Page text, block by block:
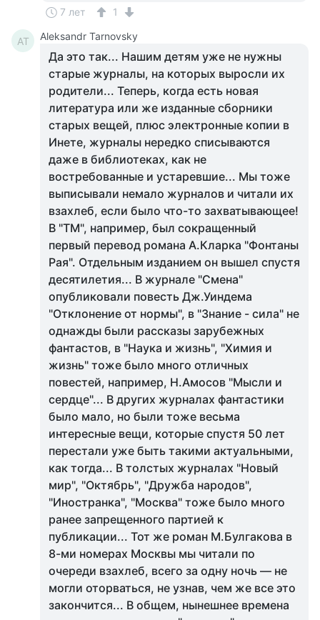
7 лет 1
AT Aleksandr Tarnovsky
Да это так... Нашим детям уже не нужны
старые журналы, на которых выросли их
родители... Теперь, когда есть новая
литература или же изданные сборники
старых вещей, плюс электронные копии в
Инете, журналы нередко списываются
даже в библиотеках, как не
востребованные и устаревшие... Мы тоже
выписывали немало журналов и читали их
взахлеб, если было что-то захватывающее!
В "ТМ", например, был сокращенный
первый перевод романа А.Кларка "Фонтаны
Рая". Отдельным изданием он вышел спустя
десятилетия... В журнале "Смена"
опубликовали повесть Дж.Уиндема
"Отклонение от нормы", в "Знание - сила" не
однажды были рассказы зарубежных
фантастов, в "Наука и жизнь", "Химия и
жизнь" тоже было много отличных
повестей, например, Н.Амосов "Мысли и
сердце"... В других журналах фантастики
было мало, но были тоже весьма
интересные вещи, которые спустя 50 лет
перестали уже быть такими актуальными,
как тогда... В толстых журналах "Новый
мир", "Октябрь", "Дружба народов",
"Иностранка", "Москва" тоже было много
ранее запрещенного партией к
публикации... Тот же роман М.Булгакова в
8-ми номерах Москвы мы читали по
очереди взахлеб, всего за одну ночь — не
могли оторваться, не узнав, чем же все это
закончится... В общем, нынешнее времена